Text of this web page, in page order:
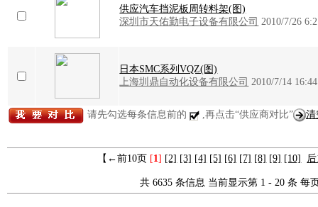
供应汽车挡泥板周转料架(图)
深圳市天佑勤电子设备有限公司 2010/7/26
日本SMC系列VQZ(图)
上海圳鼎自动化设备有限公司
2010/7/14
请先勾选每条信息前的 ,再点击“供应商对比” 清
【←前10页 [1] [2] [3] [4] [5] [6] [7] [8] [9] [10]
共 6635 条信息 当前显示第 1 - 20 条 每